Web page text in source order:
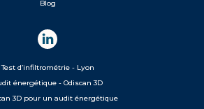
Blog
Test d’infiltrométrie - Lyon
énergétique - Odiscan 3D
3D pour un audit énergétique